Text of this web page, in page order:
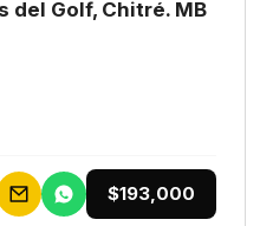
del Golf, Chitré. MB
$193,000